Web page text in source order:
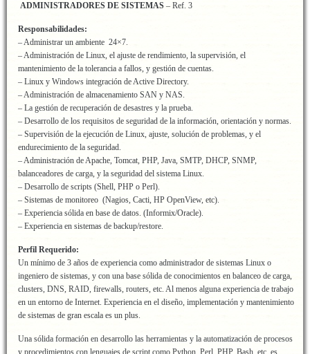
ADMINISTRADORES DE SISTEMAS – Ref. 3
Responsabilidades:
– Administrar un ambiente 24×7.
– Administración de Linux, el ajuste de rendimiento, la supervisión, el
mantenimiento de la tolerancia a fallos, y gestión de cuentas.
– Linux y Windows integración de Active Directory.
– Administración de almacenamiento SAN y NAS.
– La gestión de recuperación de desastres y la prueba.
– Desarrollo de los requisitos de seguridad de la información, orientación y normas.
– Supervisión de la ejecución de Linux, ajuste, solución de problemas, y el
endurecimiento de la seguridad.
– Administración de Apache, Tomcat, PHP, Java, SMTP, DHCP, SNMP,
balanceadores de carga, y la seguridad del sistema Linux.
– Desarrollo de scripts (Shell, PHP o Perl).
– Sistemas de monitoreo (Nagios, Cacti, HP OpenView, etc).
– Experiencia sólida en base de datos. (Informix/Oracle).
– Experiencia en sistemas de backup/restore.
Perfil Requerido:
Un mínimo de 3 años de experiencia como administrador de sistemas Linux o
ingeniero de sistemas, y con una base sólida de conocimientos en balanceo de carga,
clusters, DNS, RAID, firewalls, routers, etc. Al menos alguna experiencia de trabajo
en un entorno de Internet. Experiencia en el diseño, implementación y mantenimiento
de sistemas de gran escala es un plus.
Una sólida formación en desarrollo las herramientas y la automatización de procesos
y procedimientos con lenguajes de script como Python, Perl, PHP, Bash, etc, es